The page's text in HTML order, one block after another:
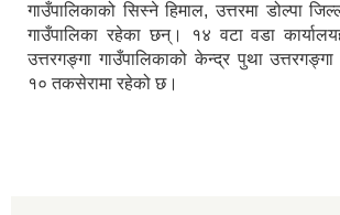
गाउँपालिकाको सिस्ने हिमाल, उत्तरमा डोल्पा
गाउँपालिका रहेका छन्। १४ वटा वडा
उत्तरगङ्गा गाउँपालिकाको केन्द्र पुथा
१० तकसेरामा रहेको छ।